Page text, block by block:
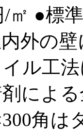
/㎡ ●標
外の
ル工
によ
角は